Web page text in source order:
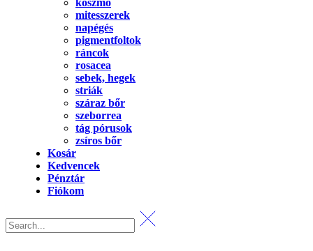
mitesszerek
napégés
pigmentfoltok
ráncok
rosacea
sebek, hegek
striák
száraz bőr
szeborrea
tág pórusok
zsíros bőr
Kosár
Kedvencek
Pénztár
Fiókom